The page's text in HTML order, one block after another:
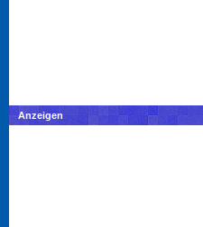
Anzeigen